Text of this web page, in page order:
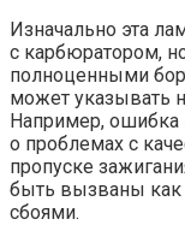
Изначально эта
с карбюратором,
полноценными
может указывать
Например, ошибка
о проблемах с
пропуске
быть вызваны как
сбоями.